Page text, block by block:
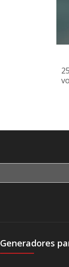
Generadores